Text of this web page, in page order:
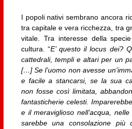
I popoli nativi sembrano ancora
tra capitale e vera ricchezza, tra
vitale. Tra interesse della
cultura. “E’ questo il locus dei?
cattedrali, templi e altari per un
[…] Se l’uomo non avesse
e facile a stancarsi, se la sua
non fosse così limitata,
fantasticherie celesti.
e il meraviglioso nell’acqua,
sarebbe una consolazione più